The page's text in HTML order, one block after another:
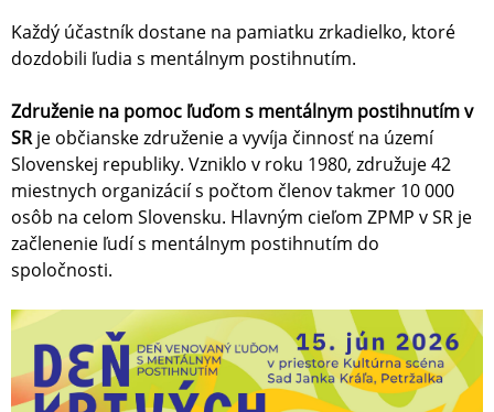
Každý účastník dostane na pamiatku zrkadielko, ktoré
dozdobili ľudia s mentálnym postihnutím.
Združenie na pomoc ľuďom s mentálnym postihnutím v
SRje občianske združenie a vyvíja činnosť na území
Slovenskej republiky. Vzniklo v roku 1980, združuje 42
miestnych organizácií s počtom členov takmer 10 000
osôb na celom Slovensku. Hlavným cieľom ZPMP v SR je
začlenenie ľudí s mentálnym postihnutím do
spoločnosti.